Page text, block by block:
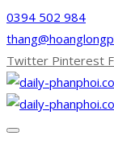
0394 502 984
Twitter Pinterest